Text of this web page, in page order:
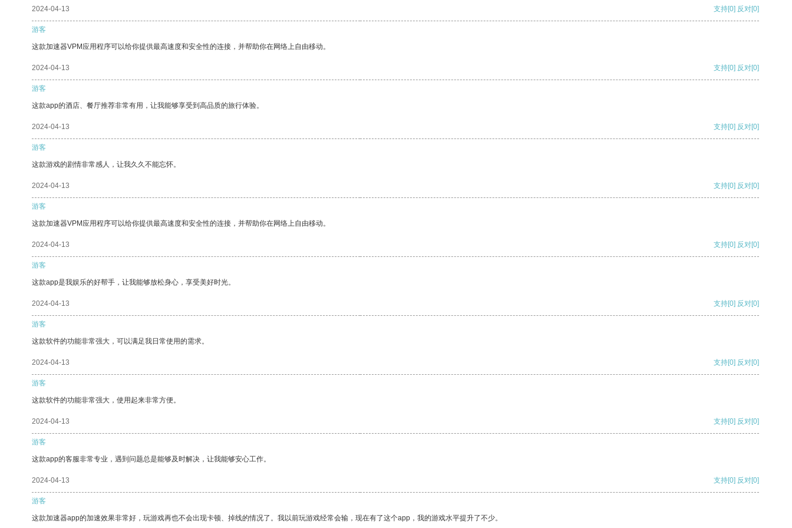
2024-04-13 支持[0] 反对[0]
游客
这款加速器VPM应用程序可以给你提供最高速度和安全性的连接，并帮助你在网络上自由移动。
2024-04-13 支持[0] 反对[0]
游客
这款app的酒店、餐厅推荐非常有用，让我能够享受到高品质的旅行体验。
2024-04-13 支持[0] 反对[0]
游客
这款游戏的剧情非常感人，让我久久不能忘怀。
2024-04-13 支持[0] 反对[0]
游客
这款加速器VPM应用程序可以给你提供最高速度和安全性的连接，并帮助你在网络上自由移动。
2024-04-13 支持[0] 反对[0]
游客
这款app是我娱乐的好帮手，让我能够放松身心，享受美好时光。
2024-04-13 支持[0] 反对[0]
游客
这款软件的功能非常强大，可以满足我日常使用的需求。
2024-04-13 支持[0] 反对[0]
游客
这款软件的功能非常强大，使用起来非常方便。
2024-04-13 支持[0] 反对[0]
游客
这款app的客服非常专业，遇到问题总是能够及时解决，让我能够安心工作。
2024-04-13 支持[0] 反对[0]
游客
这款加速器app的加速效果非常好，玩游戏再也不会出现卡顿、掉线的情况了。我以前玩游戏经常会输，现在有了这个app，我的游戏水平提升了不少。